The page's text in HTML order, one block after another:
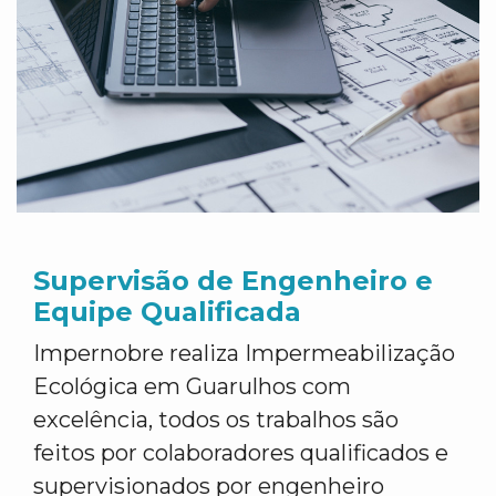
Supervisão de Engenheiro e
Equipe Qualificada
Impernobre realiza Impermeabilização
Ecológica em Guarulhos com
excelência, todos os trabalhos são
feitos por colaboradores qualificados e
supervisionados por engenheiro